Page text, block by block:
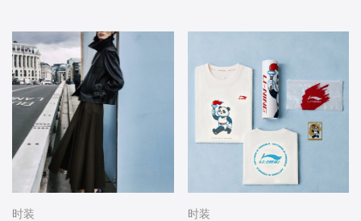
时装 时装